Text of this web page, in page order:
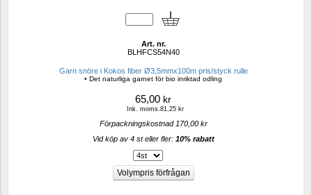
Art. nr.
BLHFCS54N40
Garn snöre i Kokos fiber Ø3,5mmx100m pris/styck rulle
• Det naturliga garnet för bio inriktad odling
65,00 kr
Ink. moms.81,25 kr
Förpackningskostnad 170,00 kr
Vid köp av 4 st eller fler: 10% rabatt